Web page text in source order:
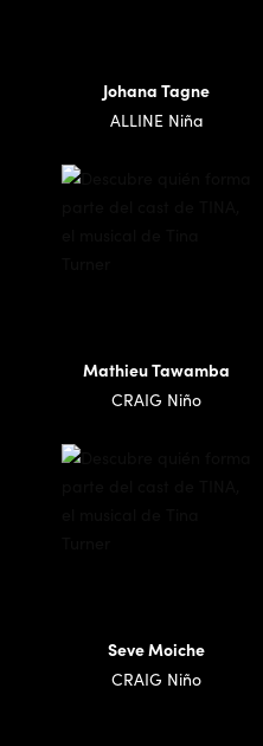
Johana Tagne
ALLINE Niña
Mathieu Tawamba
CRAIG Niño
Seve Moiche
CRAIG Niño